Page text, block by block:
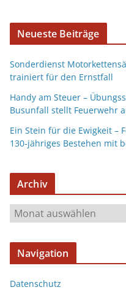
Neueste Beiträge
Sonderdienst
trainiert für den Ernstfall
Handy am Steuer –
Busunfall stellt Feuerwehr
Ein Stein für die Ewigkeit –
130-jähriges Bestehen mit
Archiv
Navigation
Datenschutz